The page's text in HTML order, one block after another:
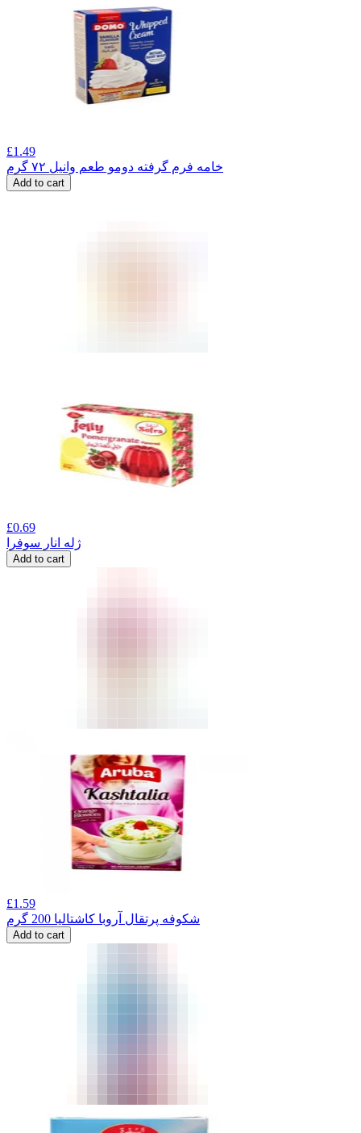
£1.49
خامه فرم گرفته دومو طعم وانیل ۷۲ گرم
Add to cart
£0.69
ژله انار سوفرا
Add to cart
£1.59
شکوفه پرتقال آروبا کاشتالیا 200 گرم
Add to cart